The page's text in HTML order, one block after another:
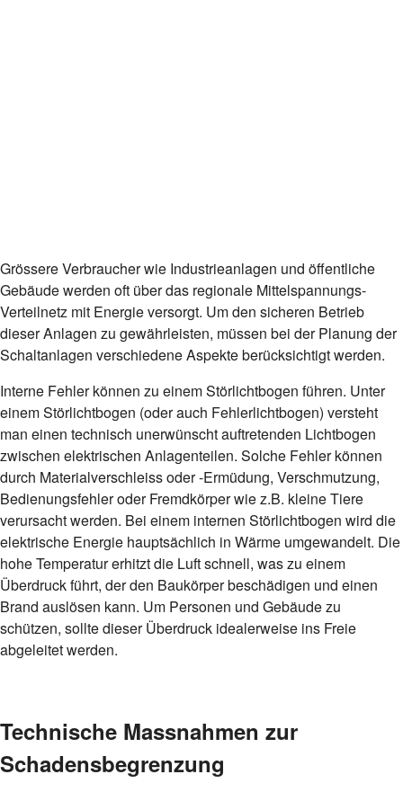
Grössere Verbraucher wie Industrieanlagen und öffentliche
Gebäude werden oft über das regionale Mittelspannungs-
Verteilnetz mit Energie versorgt. Um den sicheren Betrieb
dieser Anlagen zu gewährleisten, müssen bei der Planung der
Schaltanlagen verschiedene Aspekte berücksichtigt werden.
Interne Fehler können zu einem Störlichtbogen führen. Unter
einem Störlichtbogen (oder auch Fehlerlichtbogen) versteht
man einen technisch unerwünscht auftretenden Lichtbogen
zwischen elektrischen Anlagenteilen. Solche Fehler können
durch Materialverschleiss oder -Ermüdung, Verschmutzung,
Bedienungsfehler oder Fremdkörper wie z.B. kleine Tiere
verursacht werden. Bei einem internen Störlichtbogen wird die
elektrische Energie hauptsächlich in Wärme umgewandelt. Die
hohe Temperatur erhitzt die Luft schnell, was zu einem
Überdruck führt, der den Baukörper beschädigen und einen
Brand auslösen kann. Um Personen und Gebäude zu
schützen, sollte dieser Überdruck idealerweise ins Freie
abgeleitet werden.
Technische Massnahmen zur
Schadensbegrenzung